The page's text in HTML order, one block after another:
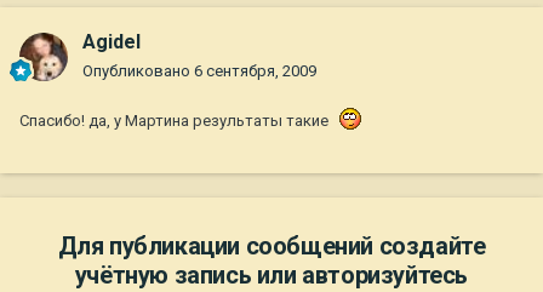
Agidel
Опубликовано 6 сентября, 2009
Спасибо! да, у Мартина результаты такие
Для публикации сообщений создайте
учётную запись или авторизуйтесь